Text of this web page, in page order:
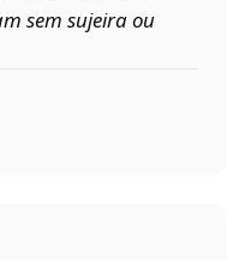
sem sujeira ou